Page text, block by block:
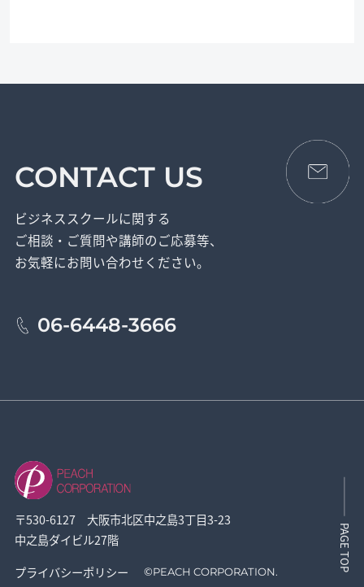
CONTACT US
ビジネススクールに関する
ご相談・ご質問や講師のご応募等、
お気軽にお問い合わせください。
06-6448-3666
〒530-6127 大阪市北区中之島3丁目3-23
中之島ダイビル27階
プライバシーポリシー
©PEACH CORPORATION. PAGE TOP